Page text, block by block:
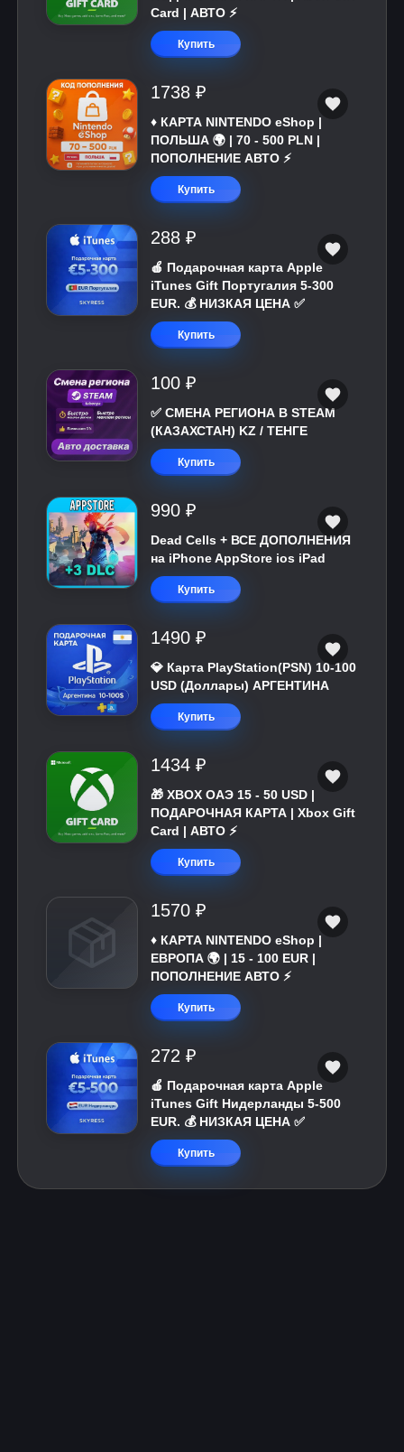
Card | АВТО ⚡
Купить
1738 ₽
♦️ КАРТА NINTENDO eShop |
ПОЛЬША 🌍 | 70 - 500 PLN |
ПОПОЛНЕНИЕ АВТО ⚡
Купить
288 ₽
🍎 Подарочная карта Apple
iTunes Gift Португалия 5-300
EUR. 💰 НИЗКАЯ ЦЕНА ✅
Купить
100 ₽
✅ СМЕНА РЕГИОНА В STEAM
(КАЗАХСТАН) KZ / ТЕНГЕ
Купить
990 ₽
Dead Cells + ВСЕ ДОПОЛНЕНИЯ
на iPhone AppStore ios iPad
Купить
1490 ₽
💎 Карта PlayStation(PSN) 10-100
USD (Доллары) АРГЕНТИНА
Купить
1434 ₽
🎁 XBOX ОАЭ 15 - 50 USD |
ПОДАРОЧНАЯ КАРТА | Xbox Gift
Card | АВТО ⚡
Купить
1570 ₽
♦️ КАРТА NINTENDO eShop |
ЕВРОПА 🌍 | 15 - 100 EUR |
ПОПОЛНЕНИЕ АВТО ⚡
Купить
272 ₽
🍎 Подарочная карта Apple
iTunes Gift Нидерланды 5-500
EUR. 💰 НИЗКАЯ ЦЕНА ✅
Купить